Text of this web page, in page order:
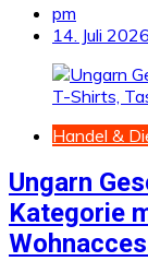
pm
14. Juli 2026
Handel &
Ungarn
Kategorie